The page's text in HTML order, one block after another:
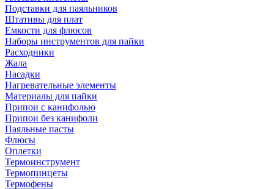
Подставки для паяльников
Штативы для плат
Емкости для флюсов
Наборы инструментов для пайки
Расходники
Жала
Насадки
Нагревательные элементы
Материалы для пайки
Припои с канифолью
Припои без канифоли
Паяльные пасты
Флюсы
Оплетки
Термоинструмент
Термопинцеты
Термофены